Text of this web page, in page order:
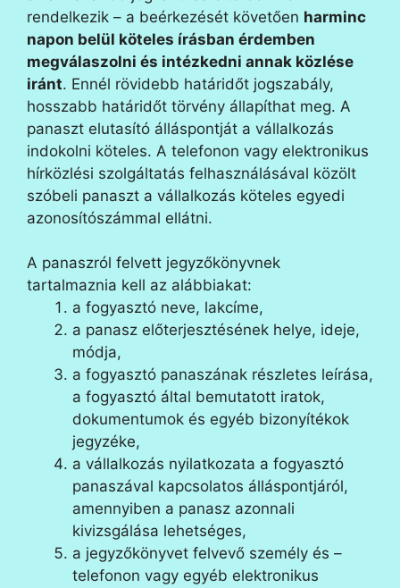
rendelkezik – a beérkezését követően harminc
napon belül köteles írásban érdemben
megválaszolni és intézkedni annak közlése
iránt. Ennél rövidebb határidőt jogszabály,
hosszabb határidőt törvény állapíthat meg. A
panaszt elutasító álláspontját a vállalkozás
indokolni köteles. A telefonon vagy elektronikus
hírközlési szolgáltatás felhasználásával közölt
szóbeli panaszt a vállalkozás köteles egyedi
azonosítószámmal ellátni.
A panaszról felvett jegyzőkönyvnek
tartalmaznia kell az alábbiakat:
a fogyasztó neve, lakcíme,
a panasz előterjesztésének helye, ideje,
módja,
a fogyasztó panaszának részletes leírása,
a fogyasztó által bemutatott iratok,
dokumentumok és egyéb bizonyítékok
jegyzéke,
a vállalkozás nyilatkozata a fogyasztó
panaszával kapcsolatos álláspontjáról,
amennyiben a panasz azonnali
kivizsgálása lehetséges,
a jegyzőkönyvet felvevő személy és –
telefonon vagy egyéb elektronikus